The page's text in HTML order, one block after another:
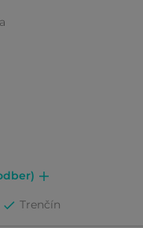
Trenčín